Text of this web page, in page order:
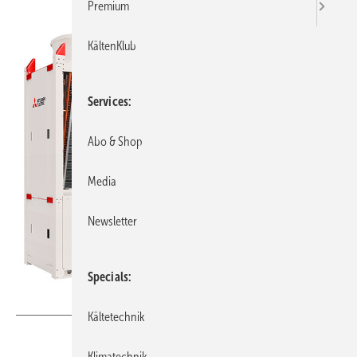
Premium
KältenKlub
Services
Abo & Shop
Media
Newsletter
Specials
Kältetechnik